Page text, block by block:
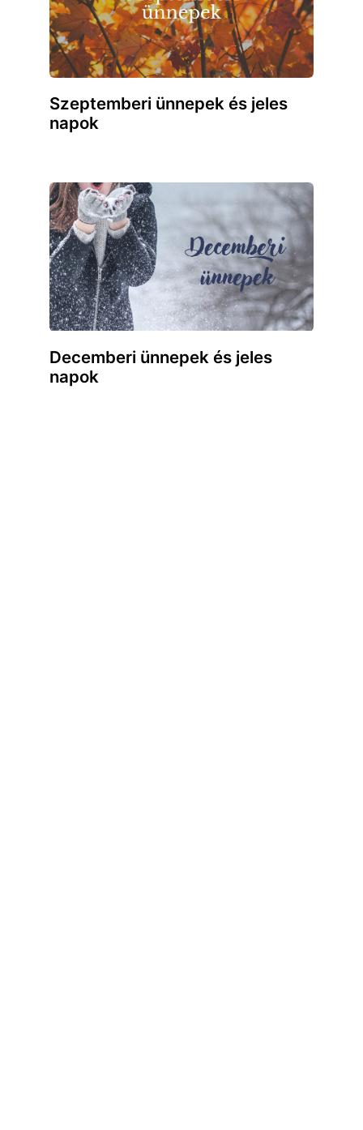
Szeptemberi ünnepek és jeles
napok
Decemberi ünnepek és jeles
napok